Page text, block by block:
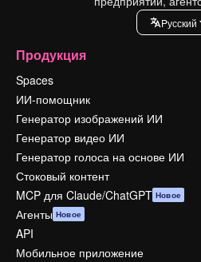
Pусский
Продукция
Spaces
ИИ-помощник
Генератор изображений ИИ
Генератор видео ИИ
Генератор голоса на основе ИИ
Стоковый контент
MCP для Claude/ChatGPT Новое
Агенты Новое
API
Мобильное приложение